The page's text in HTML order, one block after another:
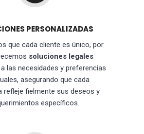
PERSONALIZADAS
que cada cliente es único, por
soluciones legales
las necesidades y preferencias
asegurando que cada
refleje fielmente sus deseos y
específicos.